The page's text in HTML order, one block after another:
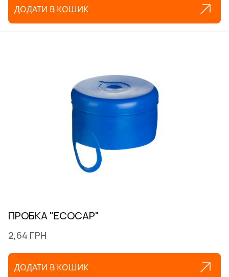
ДОДАТИ В КОШИК
ПРОБКА "ECOCAP"
2,64 ГРН
ДОДАТИ В КОШИК